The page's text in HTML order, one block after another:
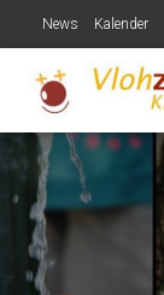
News Kalender